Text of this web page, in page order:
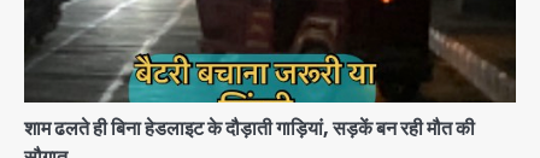
शाम ढलते ही बिना हेडलाइट के दौड़ाती गाड़ियां, सड़कें बन रही मौत की
स्वतंत्रता दिवस पर फूलप्रूफ सुरक्षा को लेकर
दिल्ली पुलिस मुख्यालय में मंथन